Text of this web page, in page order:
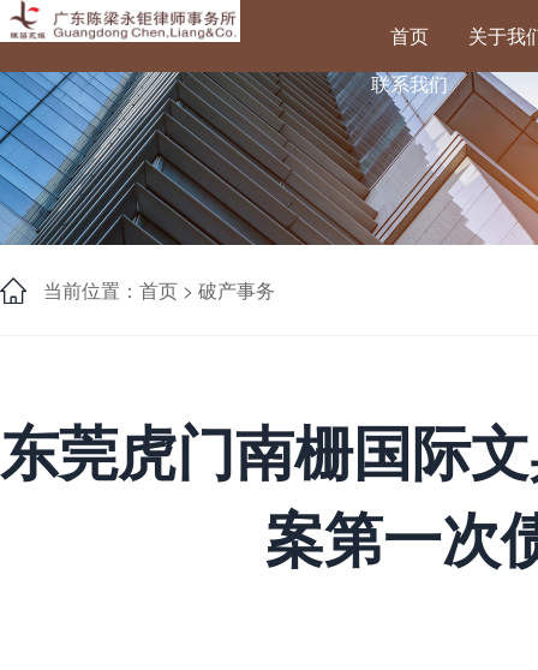
首页
关于我
联系我们
当前位置：首页 > 破产事务
东莞虎门南栅国际
案第一次